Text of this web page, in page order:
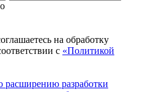
на обработку
с «Политикой
расширению разработки